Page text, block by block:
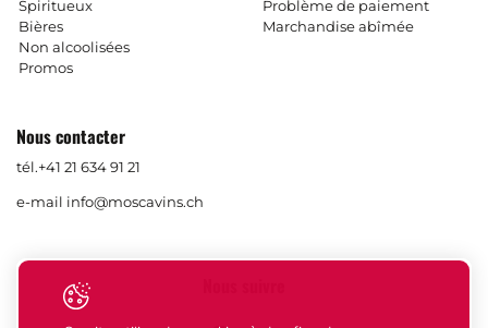
Spiritueux
Bières
Non alcoolisées
Promos
Problème de paiement
Marchandise abîmée
Nous contacter
tél.+41 21 634 91 21
e-mail info@moscavins.ch